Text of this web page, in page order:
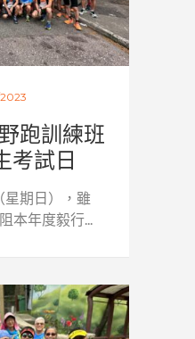
跑訓練班
考試日
星期日），雖
本年度毅行...